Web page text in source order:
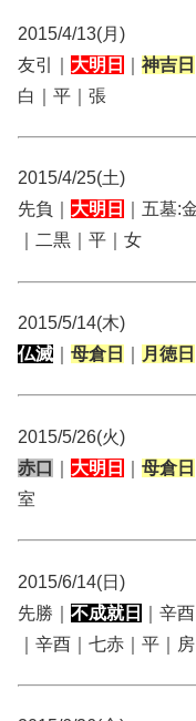
2015/4/13(月)
友引｜ 大明日 神吉日
白｜平｜張
2015/4/25(土)
先負｜ 大明日 ｜五墓:
｜二黒｜平｜女
2015/5/14(木)
仏滅
母倉日 月徳日
2015/5/26(火)
赤口
大明日 母倉日
室
2015/6/14(日)
先勝｜ 不成就日 ｜辛酉
｜辛酉｜七赤｜平｜房